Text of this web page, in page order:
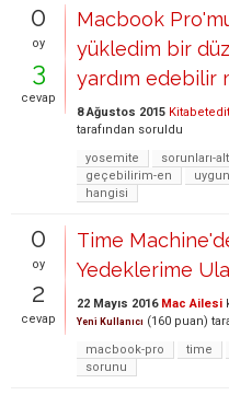
0
oy
3
cevap
Macbook
yükledim bir
yardım edebilir
8 Ağustos 2015 Kitabetedit
tarafından soruldu
yosemite
sorunları-alt
geçebilirim-en
uygun
hangisi
0
oy
2
cevap
Time
Yedeklerime
22 Mayıs 2016 Mac Ailesi
Yeni Kullanıcı (160 puan)
macbook-pro
time
sorunu